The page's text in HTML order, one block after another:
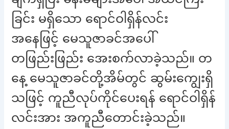
ခြင်း မရှိသော ရောင်ဝါရှိန်လင်း
အနေဖြင့် မေသူဇာခင်အပေါ်
တဖြည်းဖြည်း အေးစက်လာခဲ့သည်။ တ
နေ့ မေသူဇာခင်တို့အိမ်တွင် ဆွမ်းကျွေးရှိ
သဖြင့် ကူညီလုပ်ကိုင်ပေးရန် ရောင်ဝါရှိန်
လင်းအား အကူညီတောင်းခဲ့သည်။